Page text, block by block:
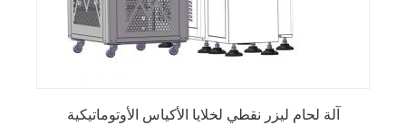
آلة لحام ليزر نقطي لخلايا الأكياس الأوتوماتيكية